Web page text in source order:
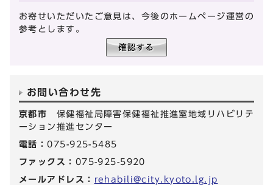
お寄せいただいたご意見は、今後のホームページ運営の
参考とします。
お問い合わせ先
京都市 保健福祉局障害保健福祉推進室地域リハビリテ
ーション推進センター
電話：075-925-5485
ファックス： 075-925-5920
メールアドレス： rehabili@city.kyoto.lg.jp